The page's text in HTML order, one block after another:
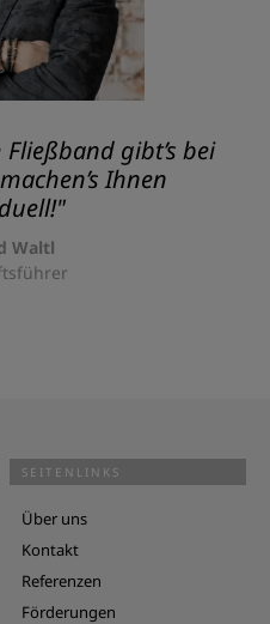
gibt’s bei
Ihnen
Waltl
SEITENLINKS
Über uns
Kontakt
Referenzen
Förderungen